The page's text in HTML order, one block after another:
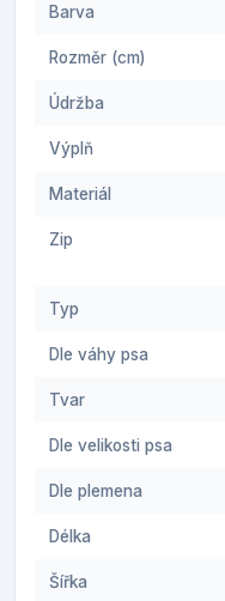
Barva
Rozměr (cm)
Údržba
Výplň
Materiál
Zip
Typ
Dle váhy psa
Tvar
Dle velikosti psa
Dle plemena
Délka
Šířka